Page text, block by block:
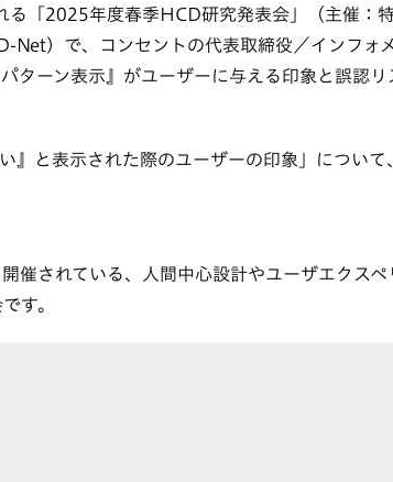
「2025年度春季HCD研究発表会」（主催：
）で、コンセントの代表取締役／インフォ
ターン表示』がユーザーに与える印象と誤認
』と表示された際のユーザーの印象」につい
催されている、人間中心設計やユーザエクスペ
す。